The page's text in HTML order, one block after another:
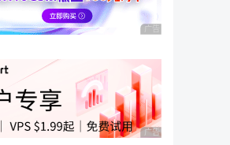
广告 商业广告，理性
广告 商业广告，理性